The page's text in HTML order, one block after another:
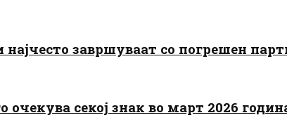
завршуваат со погрешен
секој знак во март 2026